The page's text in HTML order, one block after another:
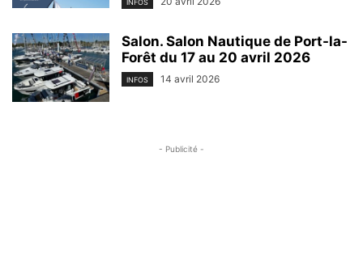
INFOS
Salon. Salon Nautique de Port-la-
Forêt du 17 au 20 avril 2026
INFOS 14 avril 2026
- Publicité -